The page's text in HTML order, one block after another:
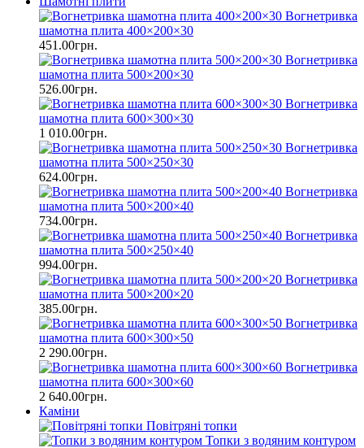
Вогнетривка
шамотна плита 400×200×30
451.00грн.
Вогнетривка
шамотна плита 500×200×30
526.00грн.
Вогнетривка
шамотна плита 600×300×30
1 010.00грн.
Вогнетривка
шамотна плита 500×250×30
624.00грн.
Вогнетривка
шамотна плита 500×200×40
734.00грн.
Вогнетривка
шамотна плита 500×250×40
994.00грн.
Вогнетривка
шамотна плита 500×200×20
385.00грн.
Вогнетривка
шамотна плита 600×300×50
2 290.00грн.
Вогнетривка
шамотна плита 600×300×60
2 640.00грн.
Каміни
Повітряні топки
Топки з водяним контуром